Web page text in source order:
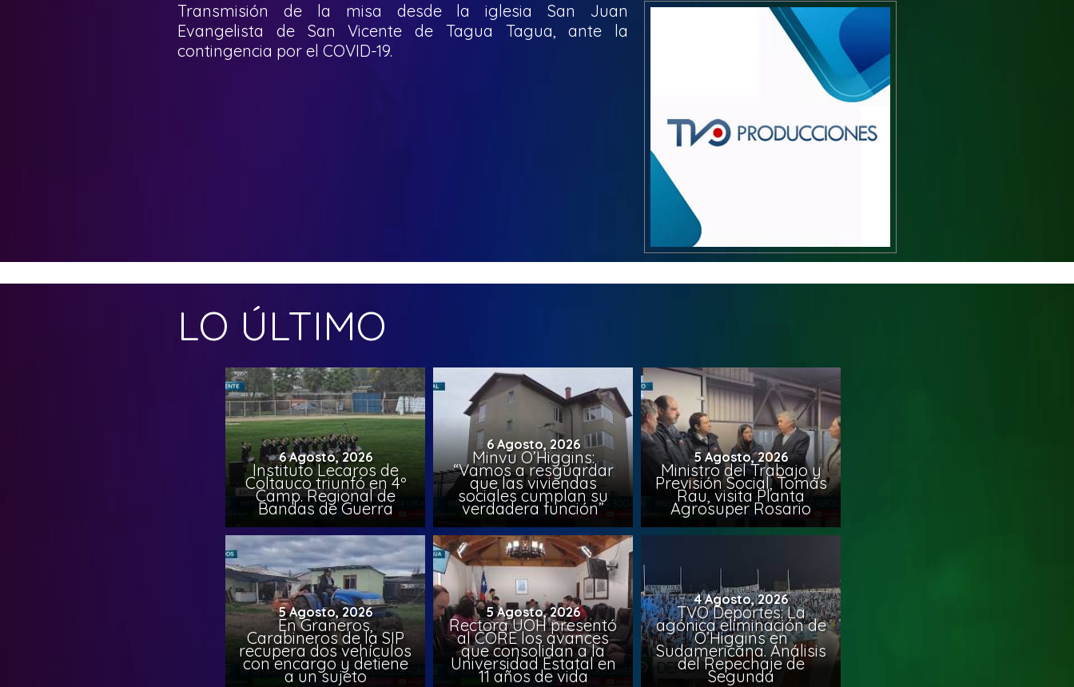
Transmisión de la misa desde la iglesia San Juan
Evangelista de San Vicente de Tagua Tagua, ante la
contingencia por el COVID-19.
LO ÚLTIMO
6 Agosto, 2026
Instituto Lecaros de
Coltauco triunfó en 4º
Camp. Regional de
Bandas de Guerra
6 Agosto, 2026
Minvu O’Higgins:
“Vamos a resguardar
que las viviendas
sociales cumplan su
verdadera función”
5 Agosto, 2026
Ministro del Trabajo y
Previsión Social, Tomás
Rau, visita Planta
Agrosuper Rosario
5 Agosto, 2026
En Graneros,
Carabineros de la SIP
recupera dos vehículos
con encargo y detiene
a un sujeto
5 Agosto, 2026
Rectora UOH presentó
al CORE los avances
que consolidan a la
Universidad Estatal en
11 años de vida
4 Agosto, 2026
TVO Deportes: La
agónica eliminación de
O’Higgins en
Sudamericana. Análisis
del Repechaje de
Segunda